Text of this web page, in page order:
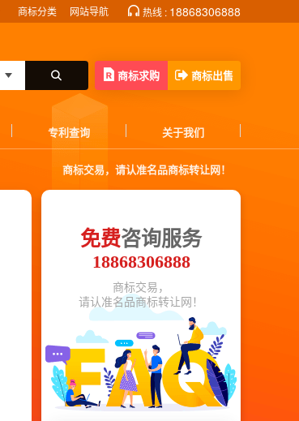
商标分类 网站导航 热线 : 18868306888
商标求购 商标出售
专利查询 关于我们
商标交易，请认准名品商标转让网！
免费咨询服务
18868306888
商标交易，
请认准名品商标转让网！